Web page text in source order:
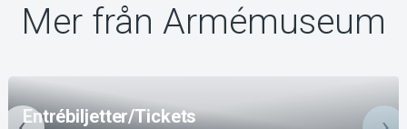
Mer från Armémuseum
Entrébiljetter/Tickets